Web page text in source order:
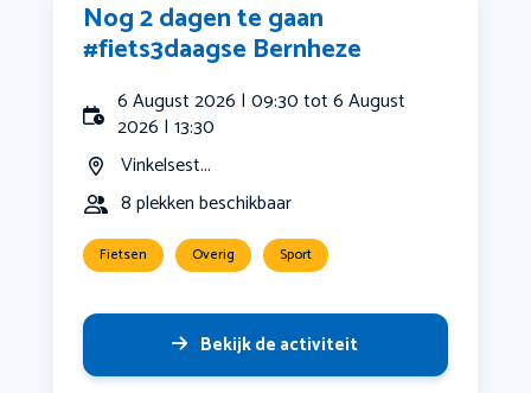
Nog 2 dagen te gaan
#fiets3daagse Bernheze
6 August 2026 | 09:30 tot 6 August
2026 | 13:30
Vinkelsest...
8 plekken beschikbaar
Fietsen Overig Sport
Bekijk de activiteit